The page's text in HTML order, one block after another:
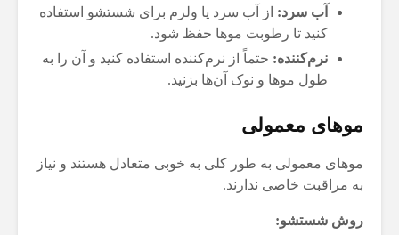
آب سرد: از آب سرد یا ولرم برای شستشو استفاده
کنید تا رطوبت موها حفظ شود.
نرم‌کننده: حتماً از نرم‌کننده استفاده کنید و آن را به
طول موها و نوک آن‌ها بزنید.
موهای معمولی
موهای معمولی به طور کلی به خوبی متعادل هستند و نیاز
به مراقبت خاصی ندارند.
روش شستشو: